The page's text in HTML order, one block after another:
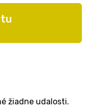
žiadne udalosti.